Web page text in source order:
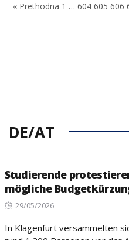
« Prethodna 1 … 604 605 606
DE/AT
Studierende
mögliche
Posted
29/05/2026
In Klagenfurt versammelten